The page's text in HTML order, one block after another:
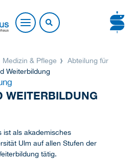
Medizin & Pflege
Abteilung für
Weiterbildung
WEITERBILDUNG
ist als akademisches
Ulm auf allen Stufen der
tätig.